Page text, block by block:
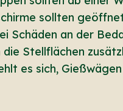
sollten
Schäden an der
Stellflächen
es sich,